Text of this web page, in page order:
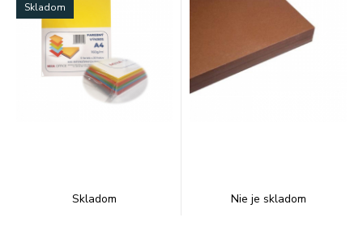
Skladom
Skladom Nie je skladom